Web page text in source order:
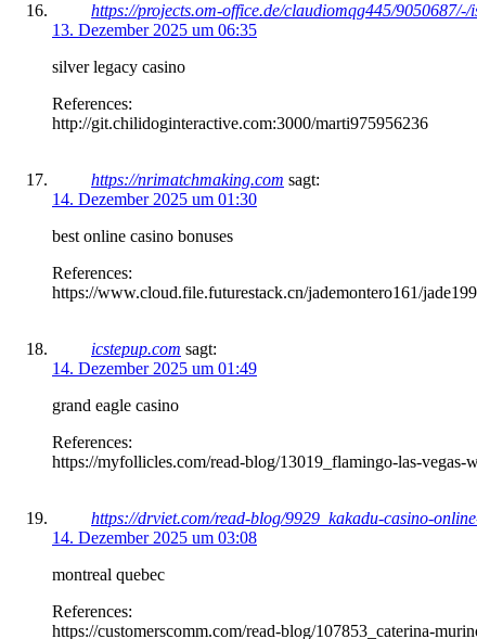
https://projects.om-office.de/claudiomqg445/9050687/-/
13. Dezember 2025 um 06:35
silver legacy casino
References:
http://git.chilidoginteractive.com:3000/marti975956236
https://nrimatchmaking.com sagt:
14. Dezember 2025 um 01:30
best online casino bonuses
References:
https://www.cloud.file.futurestack.cn/jademontero161/
icstepup.com sagt:
14. Dezember 2025 um 01:49
grand eagle casino
References:
https://myfollicles.com/read-blog/13019_flamingo-las-vegas-
https://drviet.com/read-blog/9929_kakadu-casino-
14. Dezember 2025 um 03:08
montreal quebec
References:
https://customerscomm.com/read-blog/107853_caterina-